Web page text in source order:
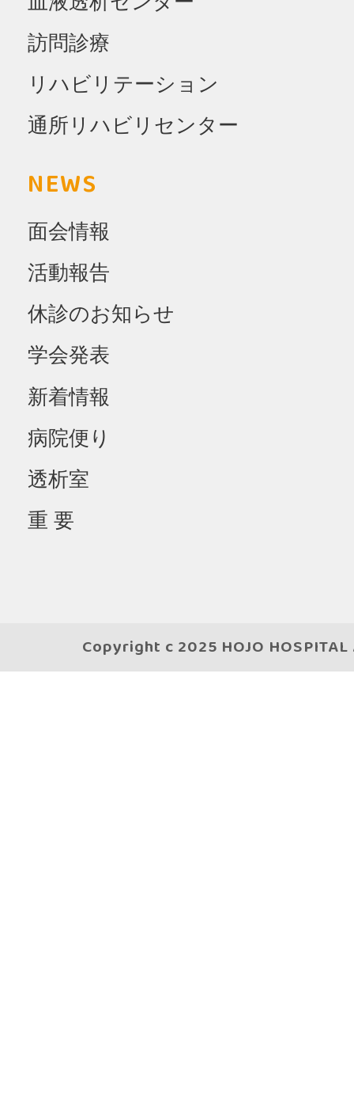
訪問診療
リハビリテーション
通所リハビリセンター
NEWS
面会情報
活動報告
休診のお知らせ
学会発表
新着情報
病院便り
透析室
重 要
Copyright c 2025 HOJO